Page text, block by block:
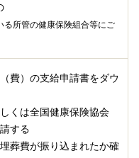
所管の健康保険組合等にご
費）の支給申請書をダウ
くは全国健康保険協会
する
葬費が振り込まれたか確